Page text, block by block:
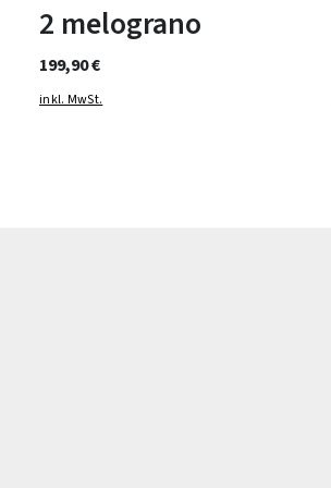
2 melograno
199,90 €
inkl. MwSt.